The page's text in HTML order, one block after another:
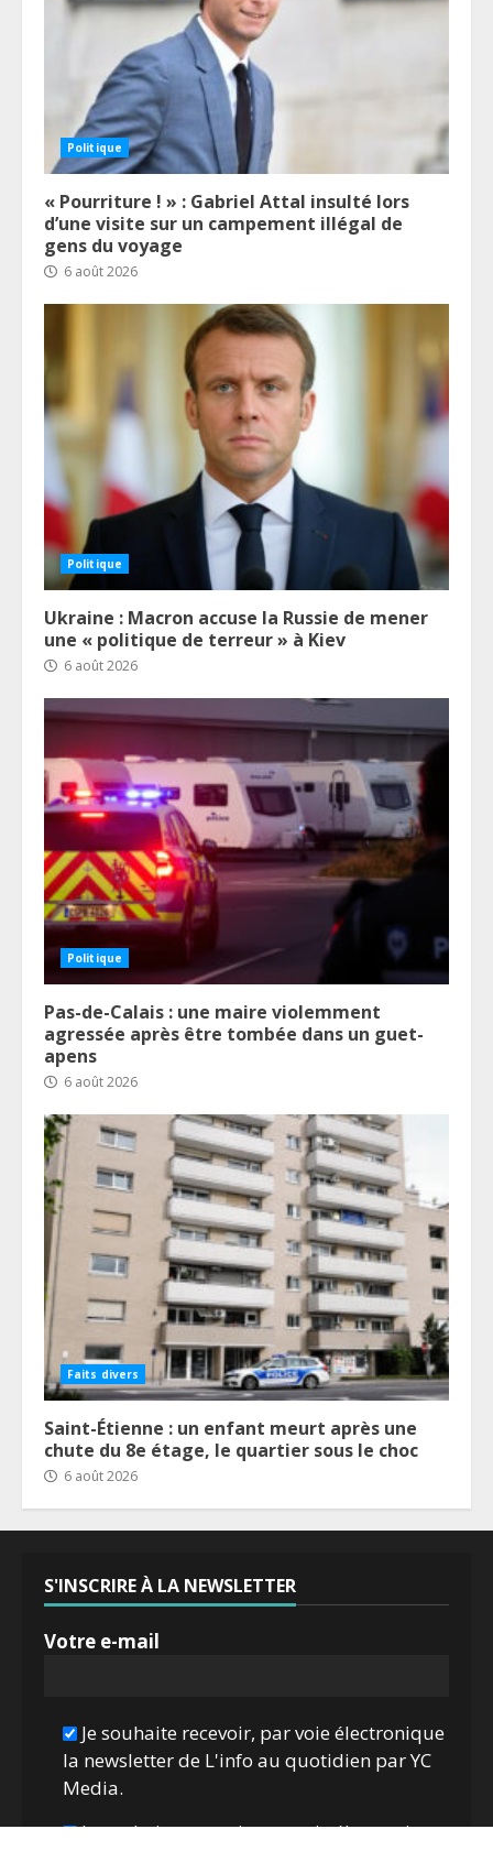
Politique
« Pourriture ! » : Gabriel Attal insulté lors
d’une visite sur un campement illégal de
gens du voyage
6 août 2026
Politique
Ukraine : Macron accuse la Russie de mener
une « politique de terreur » à Kiev
6 août 2026
Politique
Pas-de-Calais : une maire violemment
agressée après être tombée dans un guet-
apens
6 août 2026
Faits divers
Saint-Étienne : un enfant meurt après une
chute du 8e étage, le quartier sous le choc
6 août 2026
S'INSCRIRE À LA NEWSLETTER
Votre e-mail
Je souhaite recevoir, par voie électronique
la newsletter de L'info au quotidien par YC
Media.
Je souhaite recevoir, par voie électronique